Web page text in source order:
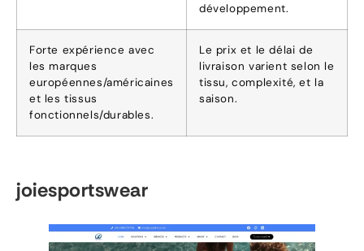
développement.
Forte expérience avec
les marques
européennes/américaines
et les tissus
fonctionnels/durables.
Le prix et le délai de
livraison varient selon le
tissu, complexité, et la
saison.
joiesportswear